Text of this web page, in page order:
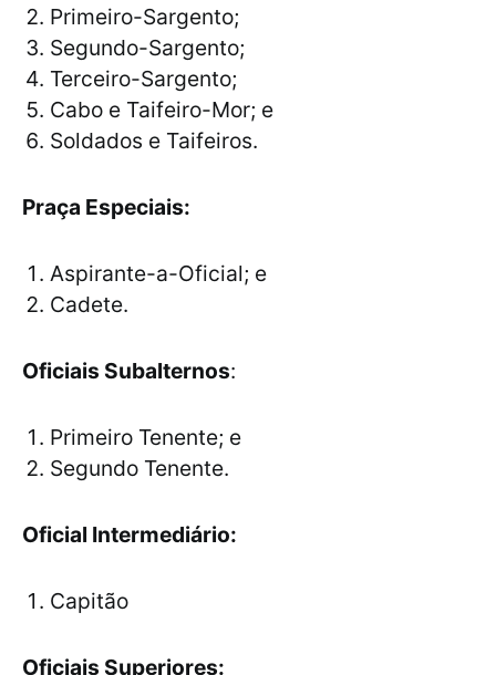
Primeiro-Sargento;
Segundo-Sargento;
Terceiro-Sargento;
Cabo e Taifeiro-Mor; e
Soldados e Taifeiros.
Praça Especiais:
Aspirante-a-Oficial; e
Cadete.
Oficiais Subalternos:
Primeiro Tenente; e
Segundo Tenente.
Oficial Intermediário:
Capitão
Oficiais Superiores: